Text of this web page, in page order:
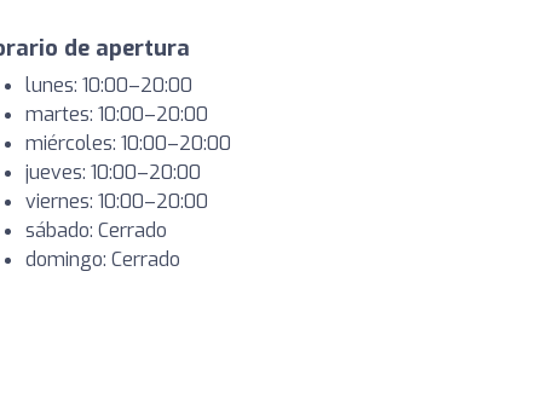
de apertura
lunes: 10:00–20:00
martes: 10:00–20:00
miércoles: 10:00–20:00
jueves: 10:00–20:00
viernes: 10:00–20:00
sábado: Cerrado
domingo: Cerrado